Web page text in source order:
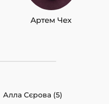
Артем Чех
Алла Сєрова (5)